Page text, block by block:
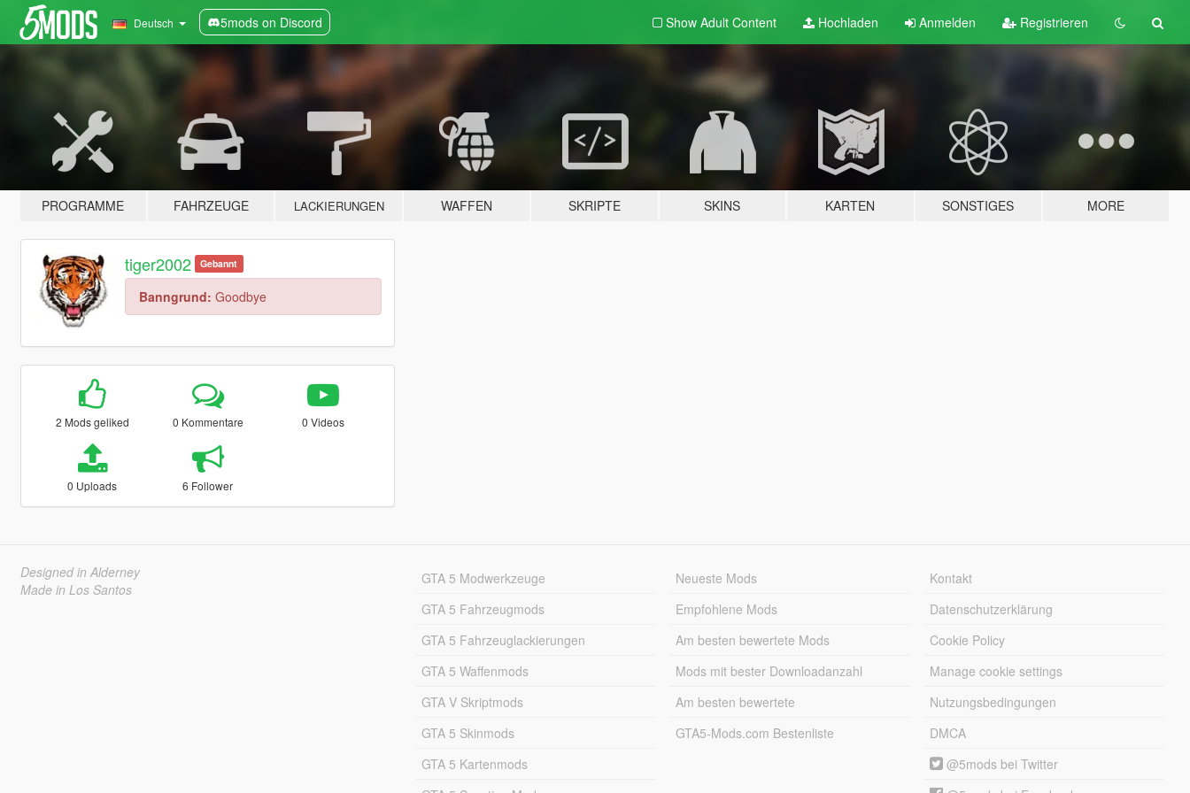
Deutsch 5mods on Discord Show Adult Content Hochladen Anmelden Registrieren
PROGRAMME FAHRZEUGE LACKIERUNGEN WAFFEN SKRIPTE SKINS KARTEN SONSTIGES MORE
tiger2002 Gebannt
Banngrund: Goodbye
2 Mods geliked 0 Kommentare 0 Videos
0 Uploads 6 Follower
Designed in Alderney
Made in Los Santos
GTA 5 Modwerkzeuge
GTA 5 Fahrzeugmods
GTA 5 Fahrzeuglackierungen
GTA 5 Waffenmods
GTA V Skriptmods
GTA 5 Skinmods
GTA 5 Kartenmods
Neueste Mods
Empfohlene Mods
Am besten bewertete Mods
Mods mit bester Downloadanzahl
Am besten bewertete
GTA5-Mods.com Bestenliste
Kontakt
Datenschutzerklärung
Cookie Policy
Manage cookie settings
Nutzungsbedingungen
DMCA
@5mods bei Twitter